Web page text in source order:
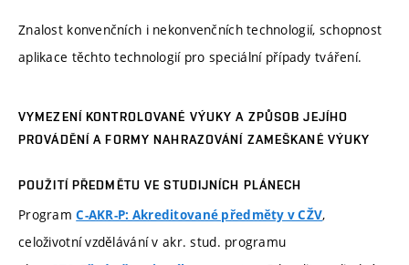
Znalost konvenčních i nekonvenčních technologií, schopnost
aplikace těchto technologií pro speciální případy tváření.
VYMEZENÍ KONTROLOVANÉ VÝUKY A ZPŮSOB JEJÍHO
PROVÁDĚNÍ A FORMY NAHRAZOVÁNÍ ZAMEŠKANÉ VÝUKY
POUŽITÍ PŘEDMĚTU VE STUDIJNÍCH PLÁNECH
ProgramC-AKR-P: Akreditované předměty v CŽV,
celoživotní vzdělávání v akr. stud. programu